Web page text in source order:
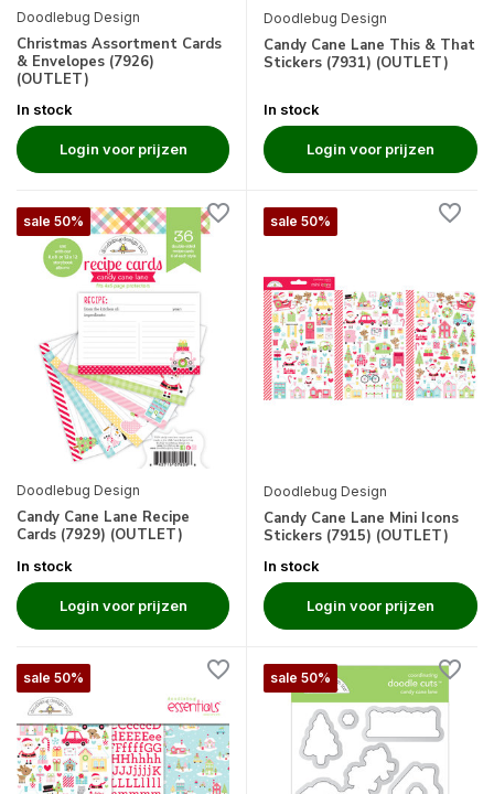
Doodlebug Design
Christmas Assortment Cards
& Envelopes (7926)
(OUTLET)
In stock
Login voor prijzen
Doodlebug Design
Candy Cane Lane This & That
Stickers (7931) (OUTLET)
In stock
Login voor prijzen
sale 50%
Doodlebug Design
Candy Cane Lane Recipe
Cards (7929) (OUTLET)
In stock
Login voor prijzen
sale 50%
Doodlebug Design
Candy Cane Lane Mini Icons
Stickers (7915) (OUTLET)
In stock
Login voor prijzen
sale 50% sale 50%